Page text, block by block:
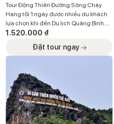
Tour Động Thiên Đường Sông Chày
Hang tối 1 ngày được nhiều du khách
lựa chọn khi đến Du lịch Quảng Bình.
Các hoạt động và trải nghiệm hấp dẫn
mà du khách đến trải nghiệm Sau khi
thăm quan Động Thiên Đường, động
1.520.000 ₫
Đặt tour ngay